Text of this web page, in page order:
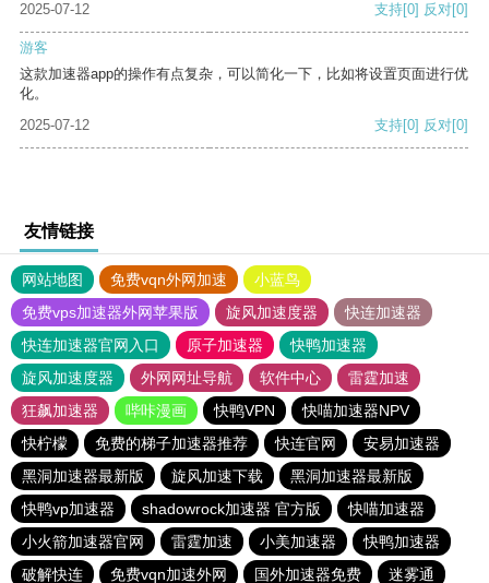
2025-07-12
支持[0] 反对[0]
游客
这款加速器app的操作有点复杂，可以简化一下，比如将设置页面进行优
化。
2025-07-12
支持[0] 反对[0]
友情链接
网站地图 免费vqn外网加速
小蓝鸟
免费vps加速器外网苹果版
旋风加速度器
快连加速器
快连加速器官网入口
原子加速器
快鸭加速器
旋风加速度器
外网网址导航 软件中心
雷霆加速
狂飙加速器
哔咔漫画 快鸭VPN
快喵加速器NPV
快柠檬
免费的梯子加速器推荐 快连官网
安易加速器
黑洞加速器最新版
旋风加速下载
黑洞加速器最新版
快鸭vp加速器
shadowrock加速器 官方版
快喵加速器
小火箭加速器官网
雷霆加速 小美加速器
快鸭加速器
破解快连
免费vqn加速外网 国外加速器免费 迷雾通